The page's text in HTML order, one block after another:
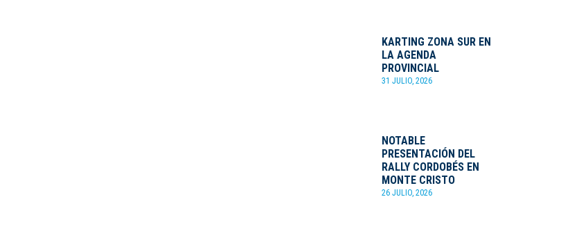
KARTING ZONA SUR EN
LA AGENDA
PROVINCIAL
31 JULIO, 2026
NOTABLE
PRESENTACIÓN DEL
RALLY CORDOBÉS EN
MONTE CRISTO
26 JULIO, 2026